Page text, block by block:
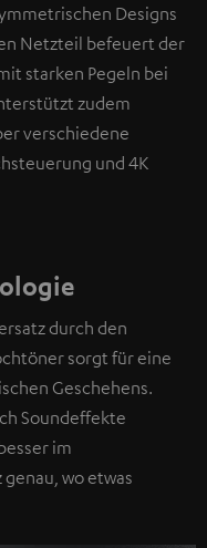
Designs
Netzteil befeuert der
starken Pegeln bei
zudem
verschiedene
und 4K
durch den
sorgt für eine
Geschehens.
Soundeffekte
im
wo etwas